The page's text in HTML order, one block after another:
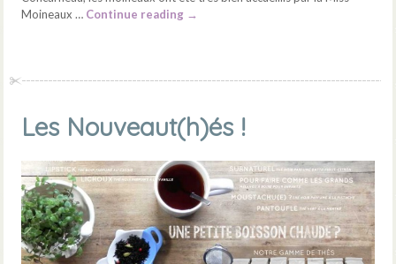
Moineaux … Continue reading →
Les Nouveaut(h)és !